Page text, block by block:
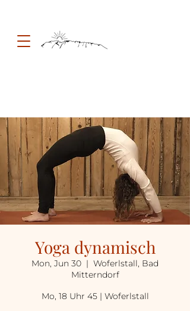
Yoga dynamisch
Mon, Jun 30
  |
Woferlstall, Bad
Mitterndorf
Mo, 18 Uhr 45 | Woferlstall